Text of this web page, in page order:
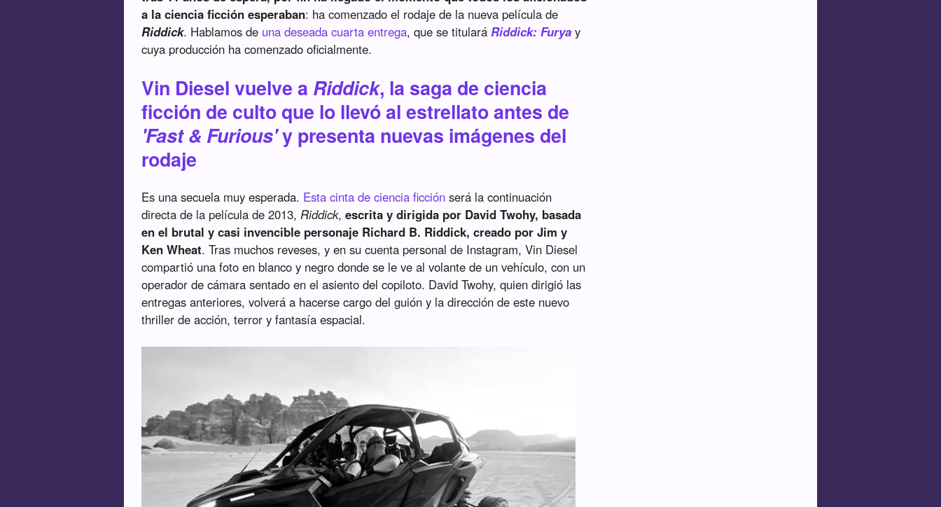
a la ciencia ficción esperaban: ha comenzado el rodaje de la nueva película de
Riddick. Hablamos de una deseada cuarta entrega, que se titularáRiddick: Furya y
cuya producción ha comenzado oficialmente.
Vin Diesel vuelve a Riddick, la saga de ciencia
ficción de culto que lo llevó al estrellato antes de
'Fast & Furious'y presenta nuevas imágenes del
rodaje
Es una secuela muy esperada. Esta cinta de ciencia ficción será la continuación
directa de la película de 2013,Riddick,escrita y dirigida por David Twohy, basada
en el brutal y casi invencible personaje Richard B. Riddick, creado por Jim y
Ken Wheat. Tras muchos reveses, y en su cuenta personal de Instagram, Vin Diesel
compartió una foto en blanco y negro donde se le ve al volante de un vehículo, con un
operador de cámara sentado en el asiento del copiloto. David Twohy, quien dirigió las
entregas anteriores, volverá a hacerse cargo del guión y la dirección de este nuevo
thriller de acción, terror y fantasía espacial.